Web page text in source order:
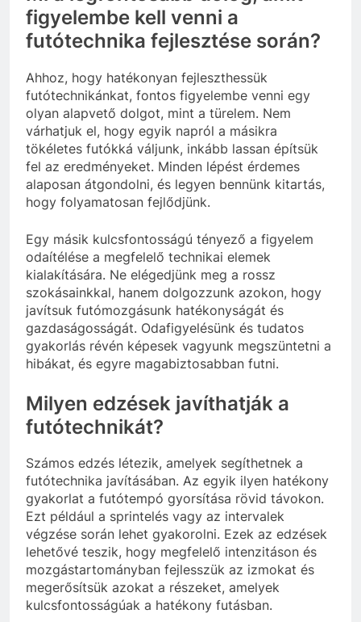
figyelembe kell venni a
futótechnika fejlesztése során?
Ahhoz, hogy hatékonyan fejleszthessük
futótechnikánkat, fontos figyelembe venni egy
olyan alapvető dolgot, mint a türelem. Nem
várhatjuk el, hogy egyik napról a másikra
tökéletes futókká váljunk, inkább lassan építsük
fel az eredményeket. Minden lépést érdemes
alaposan átgondolni, és legyen bennünk kitartás,
hogy folyamatosan fejlődjünk.
Egy másik kulcsfontosságú tényező a figyelem
odaítélése a megfelelő technikai elemek
kialakítására. Ne elégedjünk meg a rossz
szokásainkkal, hanem dolgozzunk azokon, hogy
javítsuk futómozgásunk hatékonyságát és
gazdaságosságát. Odafigyelésünk és tudatos
gyakorlás révén képesek vagyunk megszüntetni a
hibákat, és egyre magabiztosabban futni.
Milyen edzések javíthatják a
futótechnikát?
Számos edzés létezik, amelyek segíthetnek a
futótechnika javításában. Az egyik ilyen hatékony
gyakorlat a futótempó gyorsítása rövid távokon.
Ezt például a sprintelés vagy az intervalek
végzése során lehet gyakorolni. Ezek az edzések
lehetővé teszik, hogy megfelelő intenzitáson és
mozgástartományban fejlesszük az izmokat és
megerősítsük azokat a részeket, amelyek
kulcsfontosságúak a hatékony futásban.